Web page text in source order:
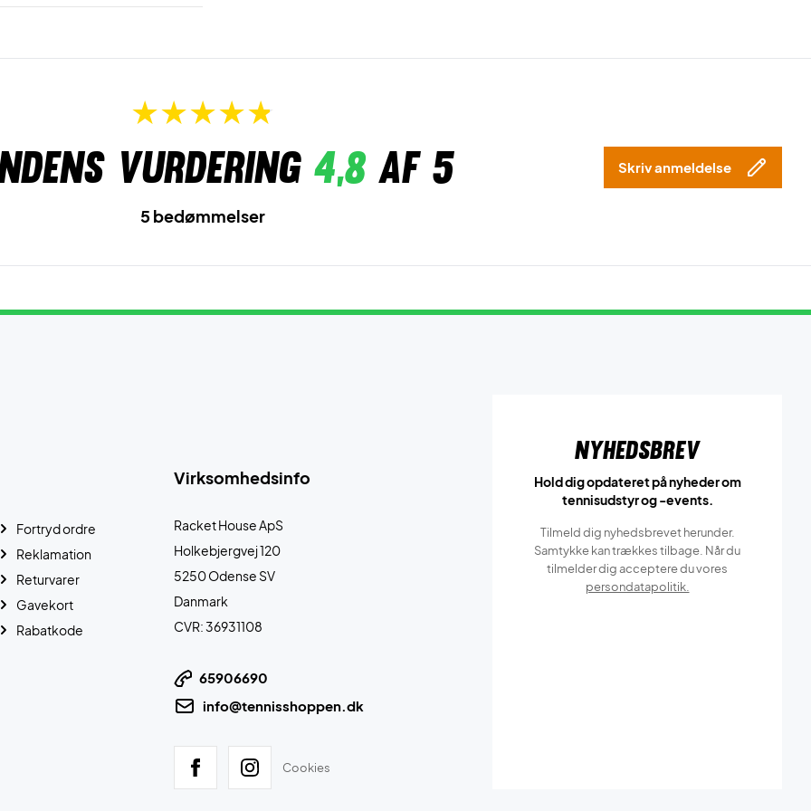
vurdering 4,8af 5 Skriv anmeldelse
5 bedømmelser
Virksomhedsinfo
Racket House ApS
Holkebjergvej 120
5250 Odense SV
Danmark
CVR: 36931108
65906690
info@tennisshoppen.dk
Cookies
Fortryd ordre
Reklamation
Returvarer
Gavekort
Rabatkode
Nyhedsbrev
Hold dig opdateret på nyheder om
tennisudstyr og -events.
Tilmeld dig nyhedsbrevet herunder.
Samtykke kan trækkes tilbage. Når du
tilmelder dig acceptere du vores
persondatapolitik.